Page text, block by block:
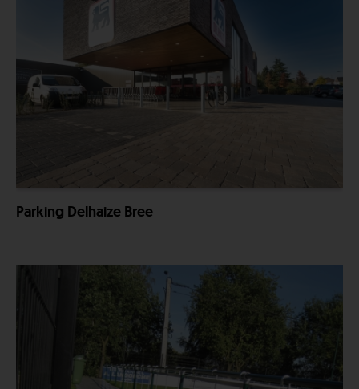
Parking Delhaize Bree